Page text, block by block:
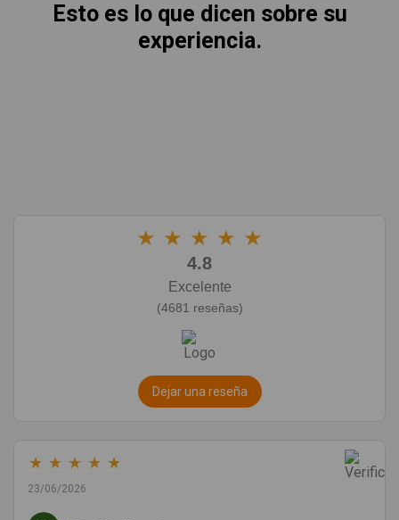
Esto es lo que dicen sobre su
experiencia.
★ ★ ★ ★ ★
4.8
Excelente
(4681 reseñas)
Dejar una reseña
★ ★ ★ ★ ★
23/06/2026